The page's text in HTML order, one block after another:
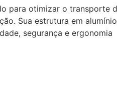
para otimizar o transporte
Sua estrutura em alumínio
segurança e ergonomia